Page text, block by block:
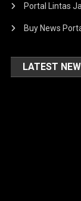
Portal Lintas
Buy News
LATEST